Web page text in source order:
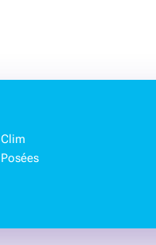
Clim
Posées